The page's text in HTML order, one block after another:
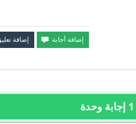
1 إجابة وحدة